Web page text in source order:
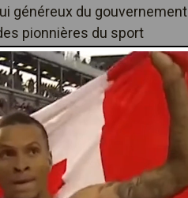
généreux du gouvernement
pionnières du sport
or Territory